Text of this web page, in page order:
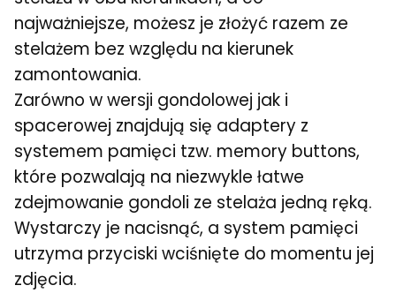
najważniejsze, możesz je złożyć razem ze
stelażem bez względu na kierunek
zamontowania.
Zarówno w wersji gondolowej jak i
spacerowej znajdują się adaptery z
systemem pamięci tzw. memory buttons,
które pozwalają na niezwykle łatwe
zdejmowanie gondoli ze stelaża jedną ręką.
Wystarczy je nacisnąć, a system pamięci
utrzyma przyciski wciśnięte do momentu jej
zdjęcia.